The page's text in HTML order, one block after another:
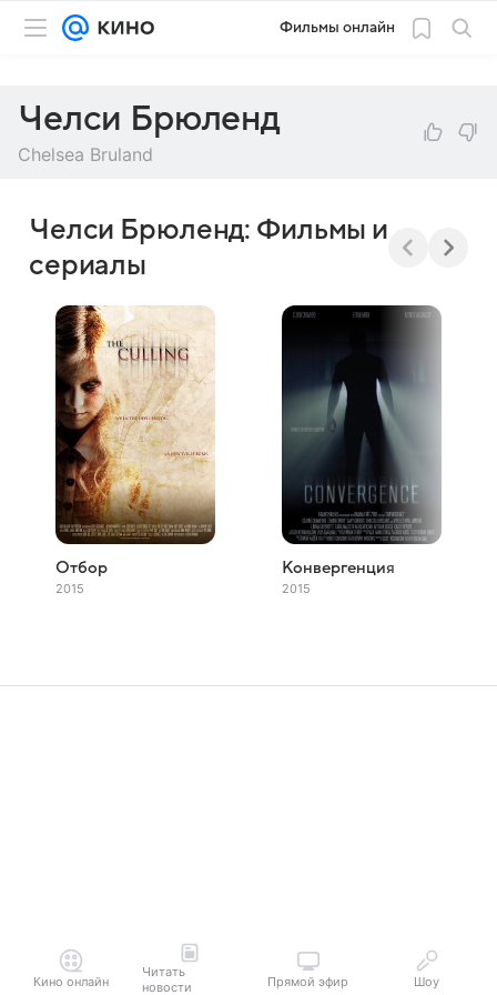
Фильмы онлайн
Челси Брюленд
Chelsea Bruland
Челси Брюленд: Фильмы и
сериалы
Отбор
2015
Конвергенция
2015
Кино онлайн
Читать
новости
Прямой эфир Шоу